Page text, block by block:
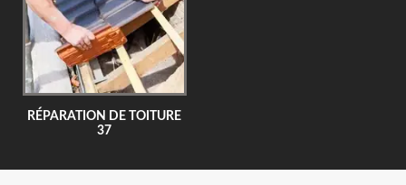
RÉPARATION DE TOITURE
37